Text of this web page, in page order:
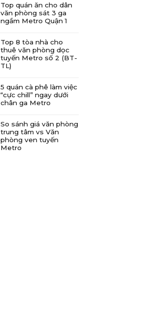
Top quán ăn cho dân
văn phòng sát 3 ga
ngầm Metro Quận 1
Top 8 tòa nhà cho
thuê văn phòng dọc
tuyến Metro số 2 (BT-
TL)
5 quán cà phê làm việc
“cực chill” ngay dưới
chân ga Metro
So sánh giá văn phòng
trung tâm vs Văn
phòng ven tuyến
Metro